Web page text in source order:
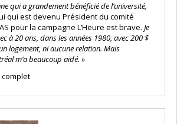
qui a grandement bénéficié de l’université,
qui est devenu Président du comité
pour la campagne L’Heure est brave. Je
à 20 ans, dans les années 1980, avec 200 $
logement, ni aucune relation. Mais
m’a beaucoup aidé. »